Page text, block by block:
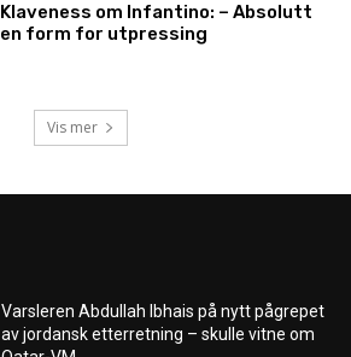
Klaveness om Infantino: – Absolutt
en form for utpressing
Vis mer
Varsleren Abdullah Ibhais på nytt pågrepet
av jordansk etterretning – skulle vitne om